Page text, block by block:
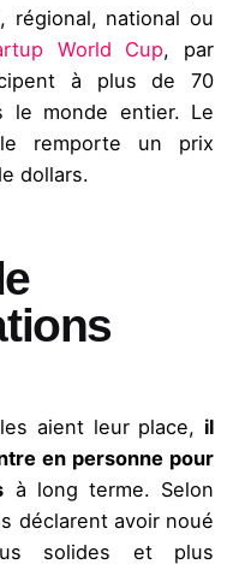
régional, national ou
World Cup, par
à plus de 70
le monde entier. Le
remporte un prix
dollars.
aient leur place, il
en personne pour
à long terme. Selon
déclarent avoir noué
solides et plus